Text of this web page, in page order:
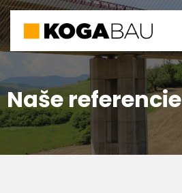
Naše referencie